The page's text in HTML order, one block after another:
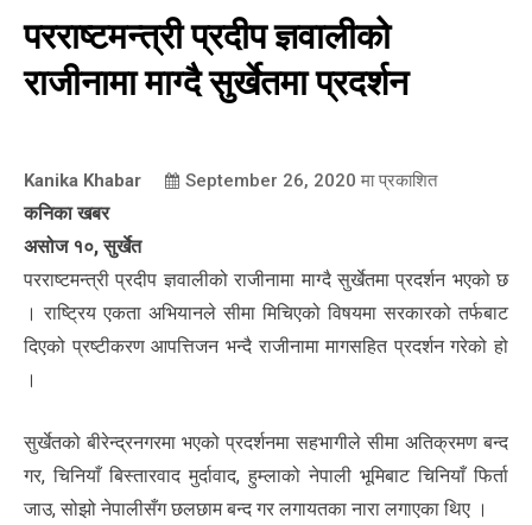
परराष्टमन्त्री प्रदीप ज्ञवालीको
राजीनामा माग्दै सुर्खेतमा प्रदर्शन
Kanika Khabar September 26, 2020 मा प्रकाशित
कनिका खबर
असोज १०, सुर्खेत
परराष्टमन्त्री प्रदीप ज्ञवालीको राजीनामा माग्दै सुर्खेतमा प्रदर्शन भएको छ
। राष्ट्रिय एकता अभियानले सीमा मिचिएको विषयमा सरकारको तर्फबाट
दिएको प्रष्टीकरण आपत्तिजन भन्दै राजीनामा मागसहित प्रदर्शन गरेको हो
।
सुर्खेतको बीरेन्द्रनगरमा भएको प्रदर्शनमा सहभागीले सीमा अतिक्रमण बन्द
गर, चिनियाँ बिस्तारवाद मुर्दावाद, हुम्लाको नेपाली भूमिबाट चिनियाँ फिर्ता
जाउ, सोझो नेपालीसँग छलछाम बन्द गर लगायतका नारा लगाएका थिए ।